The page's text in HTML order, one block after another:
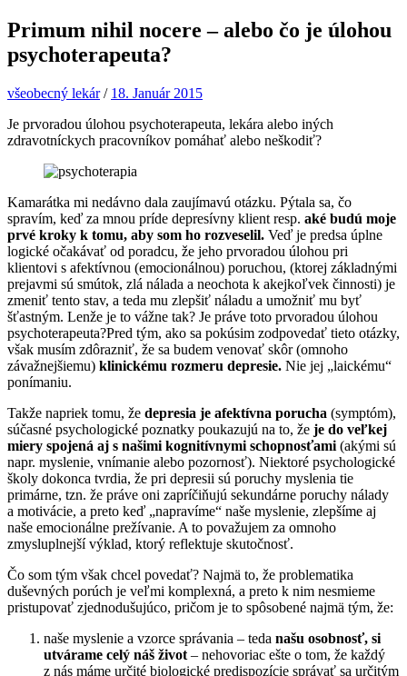
Primum nihil nocere – alebo čo je úlohou
psychoterapeuta?
všeobecný lekár/ 18. Január 2015
Je prvoradou úlohou psychoterapeuta, lekára alebo iných
zdravotníckych pracovníkov pomáhať alebo neškodiť?
Kamarátka mi nedávno dala zaujímavú otázku. Pýtala sa, čo
spravím, keď za mnou príde depresívny klient resp. aké budú moje
prvé kroky k tomu, aby som ho rozveselil. Veď je predsa úplne
logické očakávať od poradcu, že jeho prvoradou úlohou pri
klientovi s afektívnou (emocionálnou) poruchou, (ktorej základnými
prejavmi sú smútok, zlá nálada a neochota k akejkoľvek činnosti) je
zmeniť tento stav, a teda mu zlepšiť náladu a umožniť mu byť
šťastným. Lenže je to vážne tak? Je práve toto prvoradou úlohou
psychoterapeuta?Pred tým, ako sa pokúsim zodpovedať tieto otázky,
však musím zdôrazniť, že sa budem venovať skôr (omnoho
závažnejšiemu) klinickému rozmeru depresie. Nie jej „laickému“
ponímaniu.
Takže napriek tomu, že depresia je afektívna porucha (symptóm),
súčasné psychologické poznatky poukazujú na to, že je do veľkej
miery spojená aj s našimi kognitívnymi schopnosťami (akými sú
napr. myslenie, vnímanie alebo pozornosť). Niektoré psychologické
školy dokonca tvrdia, že pri depresii sú poruchy myslenia tie
primárne, tzn. že práve oni zapríčiňujú sekundárne poruchy nálady
a motivácie, a preto keď „napravíme“ naše myslenie, zlepšíme aj
naše emocionálne prežívanie. A to považujem za omnoho
zmysluplnejší výklad, ktorý reflektuje skutočnosť.
Čo som tým však chcel povedať? Najmä to, že problematika
duševných porúch je veľmi komplexná, a preto k nim nesmieme
pristupovať zjednodušujúco, pričom je to spôsobené najmä tým, že:
naše myslenie a vzorce správania – teda našu osobnosť, si
utvárame celý náš život – nehovoriac ešte o tom, že každý
z nás máme určité biologické predispozície správať sa určitým